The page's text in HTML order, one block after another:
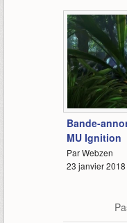
Bande-
MU Ignition
Par Webzen
23 janvier 2018